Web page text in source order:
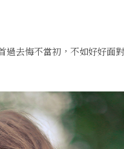
去悔不當初，不如好好面